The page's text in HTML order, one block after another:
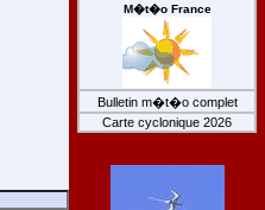
M�t�o France
Bulletin m�t�o complet
Carte cyclonique 2026